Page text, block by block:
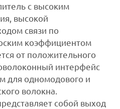
с высоким
высокой
связи по
коэффициентом
от положительного
интерфейс
для одномодового и
волокна.
собой выход